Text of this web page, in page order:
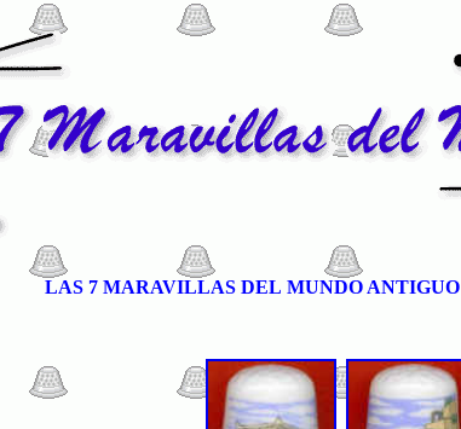
LAS 7 MARAVILLAS DEL MUNDO ANTIGUO